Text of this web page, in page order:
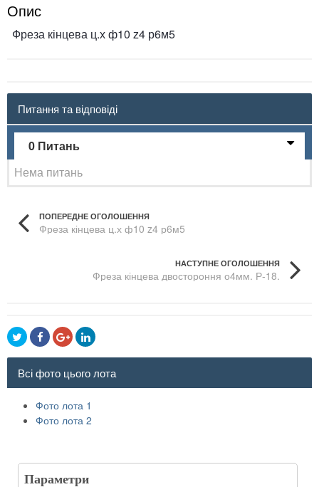
Опис
Фреза кінцева ц.х ф10 z4 р6м5
Питання та відповіді
0 Питань
Нема питань
ПОПЕРЕДНЕ ОГОЛОШЕННЯ
Фреза кінцева ц.х ф10 z4 р6м5
НАСТУПНЕ ОГОЛОШЕННЯ
Фреза кінцева двостороння о4мм. Р-18.
Всі фото цього лота
Фото лота 1
Фото лота 2
Параметри